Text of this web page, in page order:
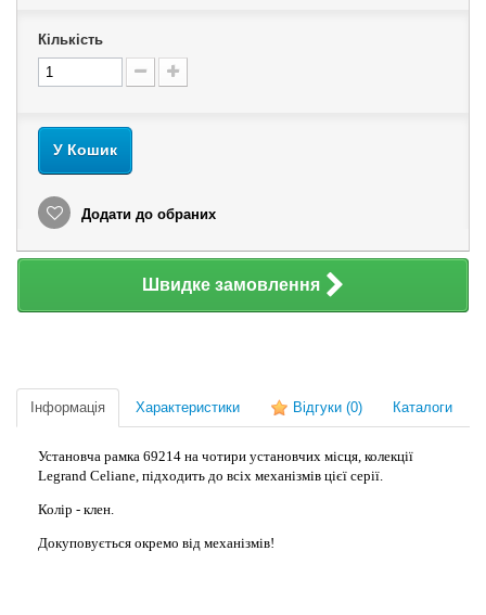
Кількість
У Кошик
Додати до обраних
Швидке замовлення
Інформація Характеристики Відгуки (0) Каталоги
Установча рамка 69214 на чотири установчих місця, колекції
Legrand Celiane, підходить до всіх механізмів цієї серії.
Колір - клен.
Докуповується окремо від механізмів!